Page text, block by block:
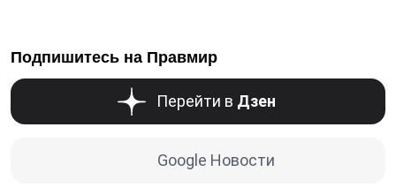
Подпишитесь на Правмир
Перейти в Дзен
Google Новости